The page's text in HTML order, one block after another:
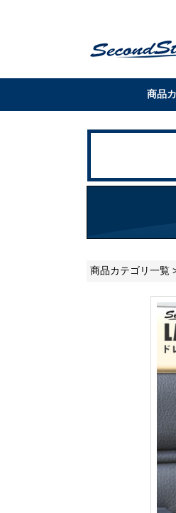
商品
商品カテゴリ一覧